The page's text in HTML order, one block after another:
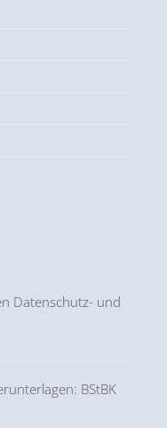
Datenschutz- und
BStBK